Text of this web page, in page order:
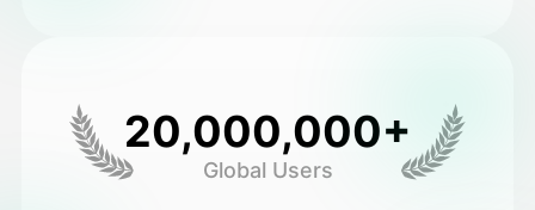
20,000,000+
Global Users